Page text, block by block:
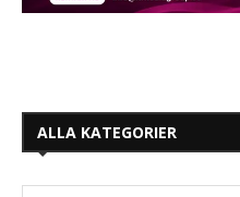
ALLA KATEGORIER